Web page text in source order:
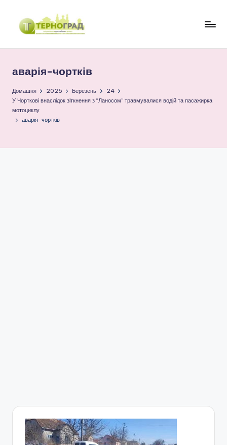
Перейти
р
н
о
аварія-чортків
Домашня 2025 Березень
24
У Чорткові внаслідок зіткнення з “Ланосом” травмувалися водій та пасажирка
мотоциклу
аварія-чортків